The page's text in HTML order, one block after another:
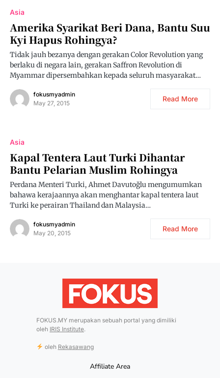
Asia
Amerika Syarikat Beri Dana, Bantu Suu
Kyi Hapus Rohingya?
Tidak jauh bezanya dengan gerakan Color Revolution yang
berlaku di negara lain, gerakan Saffron Revolution di
Myammar dipersembahkan kepada seluruh masyarakat…
fokusmyadmin
May 27, 2015
Read More
Asia
Kapal Tentera Laut Turki Dihantar
Bantu Pelarian Muslim Rohingya
Perdana Menteri Turki, Ahmet Davutoğlu mengumumkan
bahawa kerajaannya akan menghantar kapal tentera laut
Turki ke perairan Thailand dan Malaysia…
fokusmyadmin
May 20, 2015
Read More
FOKUS.MY merupakan sebuah portal yang dimiliki
oleh IRIS Institute.
oleh Rekasawang
Affiliate Area